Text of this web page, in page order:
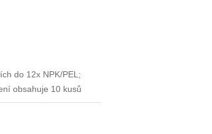
do 12x NPK/PEL;
obsahuje 10 kusů